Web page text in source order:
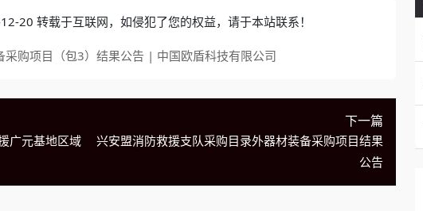
20 转载于互联网，如侵犯了您的权益，请于本站联系！
购项目（包3）结果公告 | 中国欧盾科技有限公司
广元基地区域
下一篇
兴安盟消防救援支队采购目录外器材装备采购项目结果
公告